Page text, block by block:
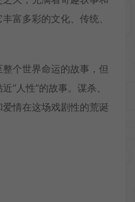
富多彩的文化、传统、
个世界命运的故事，但
“人性”的故事。谋杀、
情在这场戏剧性的荒诞